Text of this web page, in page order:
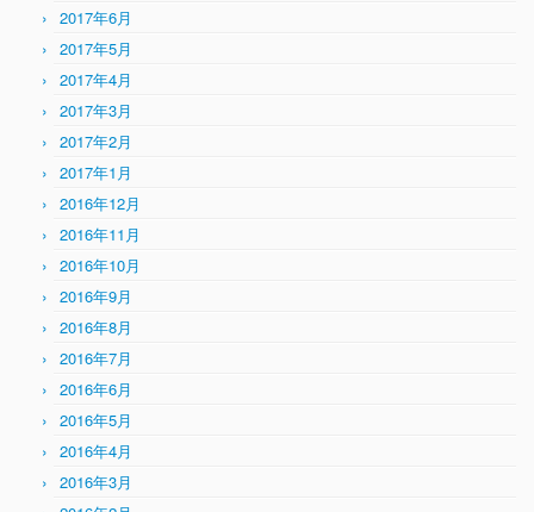
2017年6月
2017年5月
2017年4月
2017年3月
2017年2月
2017年1月
2016年12月
2016年11月
2016年10月
2016年9月
2016年8月
2016年7月
2016年6月
2016年5月
2016年4月
2016年3月